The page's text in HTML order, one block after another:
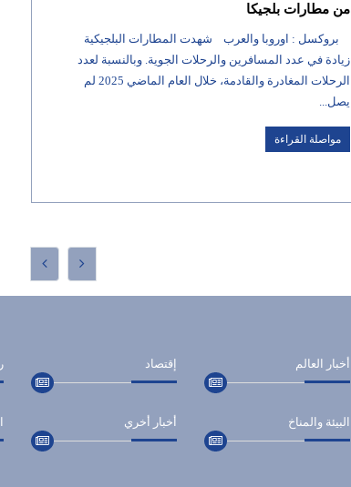
من مطارات بلجيكا
بروكسل : اوروبا والعرب شهدت المطارات البلجيكية
زيادة في عدد المسافرين والرحلات الجوية. وبالنسبة لعدد
الرحلات المغادرة والقادمة، خلال العام الماضي 2025 لم
يصل...
مواصلة القراءة
أخبار العالم إقتصاد
البيئة والمناخ أخبار أخري